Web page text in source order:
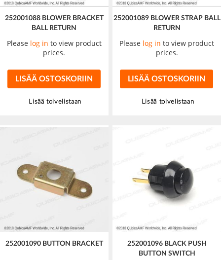
252001088 BLOWER BRACKET
BALL RETURN
Please log in to view product
prices.
LISÄÄ OSTOSKORIIN
Lisää toivelistaan
252001089 BLOWER STRAP BALL
RETURN
Please log in to view product
prices.
LISÄÄ OSTOSKORIIN
Lisää toivelistaan
252001090 BUTTON BRACKET
252001096 BLACK PUSH
BUTTON SWITCH